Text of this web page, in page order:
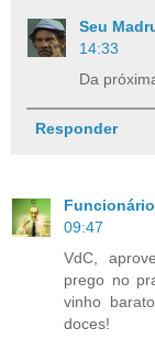
Seu
14:33
Da
Responder
09:47
VdC,
prego no
vinho
doces!